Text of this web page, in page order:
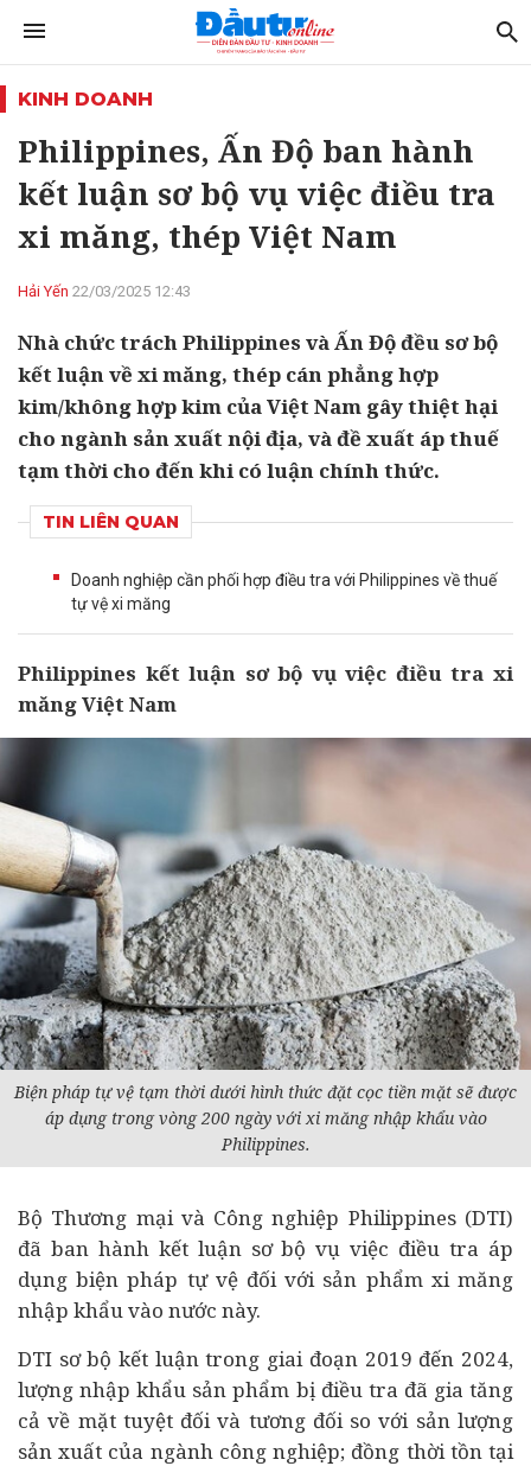
KINH DOANH
Philippines, Ấn Độ ban hành
kết luận sơ bộ vụ việc điều tra
xi măng, thép Việt Nam
Hải Yến 22/03/2025 12:43
Nhà chức trách Philippines và Ấn Độ đều sơ bộ
kết luận về xi măng, thép cán phẳng hợp
kim/không hợp kim của Việt Nam gây thiệt hại
cho ngành sản xuất nội địa, và đề xuất áp thuế
tạm thời cho đến khi có luận chính thức.
TIN LIÊN QUAN
Doanh nghiệp cần phối hợp điều tra với Philippines về thuế
tự vệ xi măng
Philippines kết luận sơ bộ vụ việc điều tra xi
măng Việt Nam
Biện pháp tự vệ tạm thời dưới hình thức đặt cọc tiền mặt sẽ được
áp dụng trong vòng 200 ngày với xi măng nhập khẩu vào
Philippines.
Bộ Thương mại và Công nghiệp Philippines (DTI)
đã ban hành kết luận sơ bộ vụ việc điều tra áp
dụng biện pháp tự vệ đối với sản phẩm xi măng
nhập khẩu vào nước này.
DTI sơ bộ kết luận trong giai đoạn 2019 đến 2024,
lượng nhập khẩu sản phẩm bị điều tra đã gia tăng
cả về mặt tuyệt đối và tương đối so với sản lượng
sản xuất của ngành công nghiệp; đồng thời tồn tại